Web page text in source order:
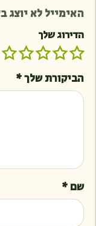
האימייל לא יוצג
הדירוג שלך
הביקורת שלך*
שם*